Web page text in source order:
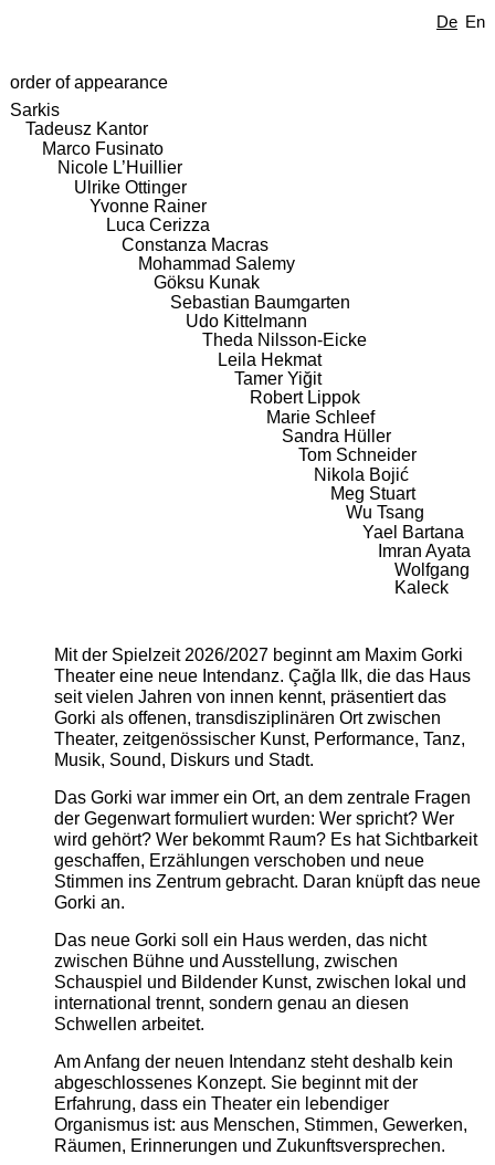
De En
order of appearance
Sarkis
Tadeusz Kantor
Marco Fusinato
Nicole L’Huillier
Ulrike Ottinger
Yvonne Rainer
Luca Cerizza
Constanza Macras
Mohammad Salemy
Göksu Kunak
Sebastian Baumgarten
Udo Kittelmann
Theda Nilsson-Eicke
Leila Hekmat
Tamer Yiğit
Robert Lippok
Marie Schleef
Sandra Hüller
Tom Schneider
Nikola Bojić
Meg Stuart
Wu Tsang
Yael Bartana
Imran Ayata
Wolfgang
Kaleck
Mit der Spielzeit 2026/2027 beginnt am Maxim Gorki
Theater eine neue Intendanz. Çağla Ilk, die das Haus
seit vielen Jahren von innen kennt, präsentiert das
Gorki als offenen, transdisziplinären Ort zwischen
Theater, zeitgenössischer Kunst, Performance, Tanz,
Musik, Sound, Diskurs und Stadt.
Das Gorki war immer ein Ort, an dem zentrale Fragen
der Gegenwart formuliert wurden: Wer spricht? Wer
wird gehört? Wer bekommt Raum? Es hat Sichtbarkeit
geschaffen, Erzählungen verschoben und neue
Stimmen ins Zentrum gebracht. Daran knüpft das neue
Gorki an.
Das neue Gorki soll ein Haus werden, das nicht
zwischen Bühne und Ausstellung, zwischen
Schauspiel und Bildender Kunst, zwischen lokal und
international trennt, sondern genau an diesen
Schwellen arbeitet.
Am Anfang der neuen Intendanz steht deshalb kein
abgeschlossenes Konzept. Sie beginnt mit der
Erfahrung, dass ein Theater ein lebendiger
Organismus ist: aus Menschen, Stimmen, Gewerken,
Räumen, Erinnerungen und Zukunftsversprechen.